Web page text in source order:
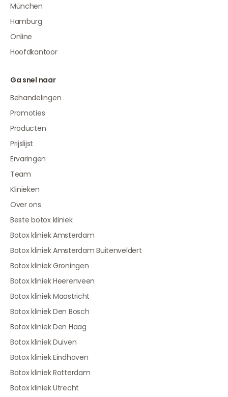
München
Hamburg
Online
Hoofdkantoor
Ga snel naar
Behandelingen
Promoties
Producten
Prijslijst
Ervaringen
Team
Klinieken
Over ons
Beste botox kliniek
Botox kliniek Amsterdam
Botox kliniek Amsterdam Buitenveldert
Botox kliniek Groningen
Botox kliniek Heerenveen
Botox kliniek Maastricht
Botox kliniek Den Bosch
Botox kliniek Den Haag
Botox kliniek Duiven
Botox kliniek Eindhoven
Botox kliniek Rotterdam
Botox kliniek Utrecht